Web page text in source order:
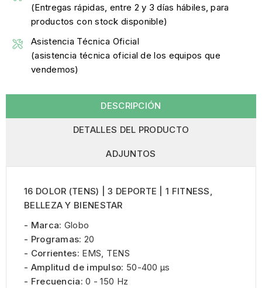
(Entregas rápidas, entre 2 y 3 días hábiles, para
productos con stock disponible)
Asistencia Técnica Oficial
(asistencia técnica oficial de los equipos que
vendemos)
DESCRIPCIÓN
DETALLES DEL PRODUCTO
ADJUNTOS
16 DOLOR (TENS) | 3 DEPORTE | 1 FITNESS,
BELLEZA Y BIENESTAR
- Marca: Globo
- Programas: 20
- Corrientes: EMS, TENS
- Amplitud de impulso: 50-400 µs
- Frecuencia: 0 - 150 Hz